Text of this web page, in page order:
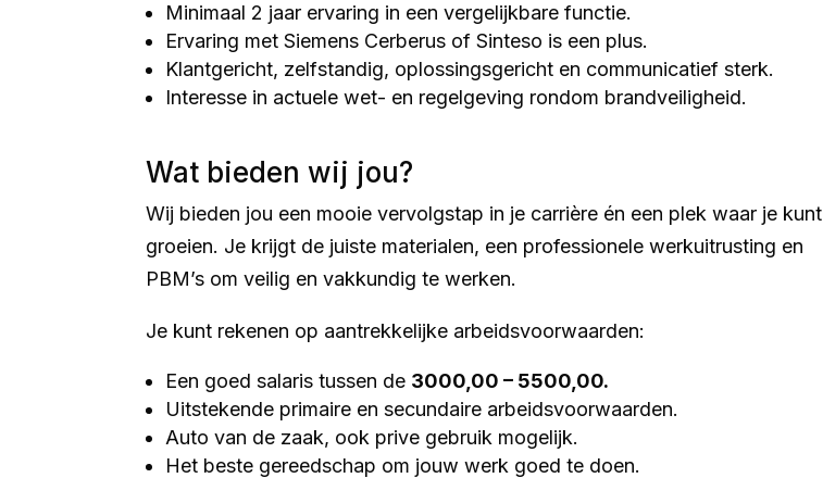
Minimaal 2 jaar ervaring in een vergelijkbare functie.
Ervaring met Siemens Cerberus of Sinteso is een plus.
Klantgericht, zelfstandig, oplossingsgericht en communicatief sterk.
Interesse in actuele wet- en regelgeving rondom brandveiligheid.
Wat bieden wij jou?
Wij bieden jou een mooie vervolgstap in je carrière én een plek waar je kunt
groeien. Je krijgt de juiste materialen, een professionele werkuitrusting en
PBM’s om veilig en vakkundig te werken.
Je kunt rekenen op aantrekkelijke arbeidsvoorwaarden:
Een goed salaris tussen de 3000,00 – 5500,00.
Uitstekende primaire en secundaire arbeidsvoorwaarden.
Auto van de zaak, ook prive gebruik mogelijk.
Het beste gereedschap om jouw werk goed te doen.